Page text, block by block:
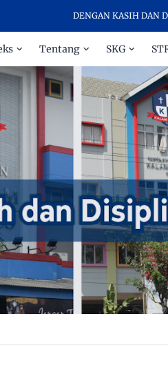
DENGAN KASIH DAN
Tentang SKG